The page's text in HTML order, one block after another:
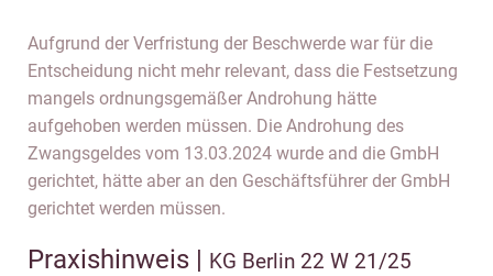
Aufgrund der Verfristung der Beschwerde war für die
Entscheidung nicht mehr relevant, dass die Festsetzung
mangels ordnungsgemäßer Androhung hätte
aufgehoben werden müssen. Die Androhung des
Zwangsgeldes vom 13.03.2024 wurde and die GmbH
gerichtet, hätte aber an den Geschäftsführer der GmbH
gerichtet werden müssen.
Praxishinweis | KG Berlin 22 W 21/25